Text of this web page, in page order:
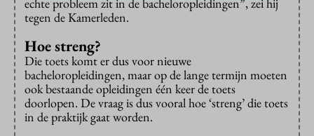
echte probleem zit in de bacheloropleidingen”, zei hij
tegen de Kamerleden.
Hoe streng?
Die toets komt er dus voor nieuwe
bacheloropleidingen, maar op de lange termijn moeten
ook bestaande opleidingen één keer de toets
doorlopen. De vraag is dus vooral hoe ‘streng’ die toets
in de praktijk gaat worden.